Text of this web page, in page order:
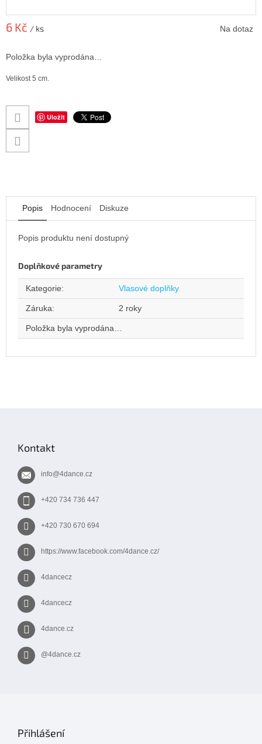
6 Kč / ks
cena:
Na dotaz
Položka byla vyprodána…
Velikost 5 cm.
Uložit
Popis Hodnocení Diskuze
Popis produktu není dostupný
Doplňkové parametry
Kategorie: Vlasové doplňky
Záruka: 2 roky
Položka byla vyprodána…
Kontakt
info@4dance.cz
+420 734 736 447
+420 730 670 694
https://www.facebook.com/4dance.cz/
4dancecz
4dancecz
4dance.cz
@4dance.cz
Přihlášení